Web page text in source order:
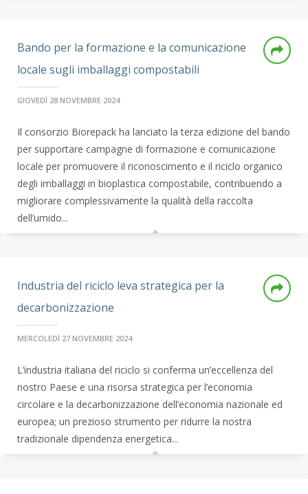
Bando per la formazione e la comunicazione
locale sugli imballaggi compostabili
GIOVEDÌ 28 NOVEMBRE 2024
Il consorzio Biorepack ha lanciato la terza edizione del bando
per supportare campagne di formazione e comunicazione
locale per promuovere il riconoscimento e il riciclo organico
degli imballaggi in bioplastica compostabile, contribuendo a
migliorare complessivamente la qualità della raccolta
dell’umido...
Industria del riciclo leva strategica per la
decarbonizzazione
MERCOLEDÌ 27 NOVEMBRE 2024
L’industria italiana del riciclo si conferma un’eccellenza del
nostro Paese e una risorsa strategica per l’economia
circolare e la decarbonizzazione dell’economia nazionale ed
europea; un prezioso strumento per ridurre la nostra
tradizionale dipendenza energetica...